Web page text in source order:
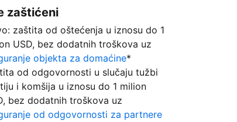
zaštićeni
zaštita od oštećenja u iznosu do 1
USD, bez dodatnih troškova uz
objekta za domaćine*
od odgovornosti u slučaju tužbi
i komšija u iznosu do 1 milion
bez dodatnih troškova uz
od odgovornosti za partnere